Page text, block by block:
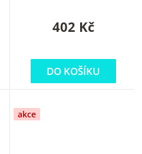
402 Kč
DO KOŠÍKU
akce